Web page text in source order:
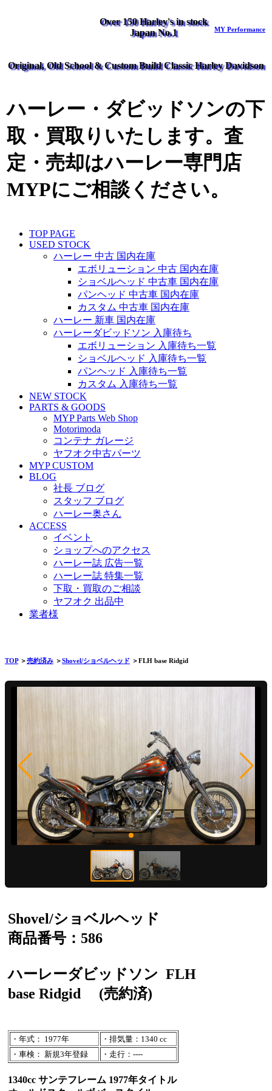
Over 150 Harley's in stock
Japan No.1
MY Performance
Original, Old School & Custom Build Classic Harley Davidson
ハーレー・ダビッドソンの下
取・買取りいたします。査
定・売却はハーレー専門店
MYPにご相談ください。
TOP PAGE
USED STOCK
ハーレー 中古 国内在庫
エボリューション 中古 国内在庫
ショベルヘッド 中古車 国内在庫
パンヘッド 中古車 国内在庫
カスタム 中古車 国内在庫
ハーレー 新車 国内在庫
ハーレーダビッドソン 入庫待ち
エボリューション 入庫待ち一覧
ショベルヘッド 入庫待ち一覧
パンヘッド 入庫待ち一覧
カスタム 入庫待ち一覧
NEW STOCK
PARTS & GOODS
MYP Parts Web Shop
Motorimoda
コンテナ ガレージ
ヤフオク中古パーツ
MYP CUSTOM
BLOG
社長 ブログ
スタッフ ブログ
ハーレー奥さん
ACCESS
イベント
ショップへのアクセス
ハーレー誌 広告一覧
ハーレー誌 特集一覧
下取・買取のご相談
ヤフオク 出品中
業者様
TOP＞売約済み ＞Shovel/ショベルヘッド ＞FLH base Ridgid
Shovel/ショベルヘッド
商品番号：586
ハーレーダビッドソン FLH
base Ridgid
(売約済)
・年式： 1977年
・排気量：1340 cc
・車検： 新規3年登録
・走行：----
1340cc サンテフレーム 1977年タイトル